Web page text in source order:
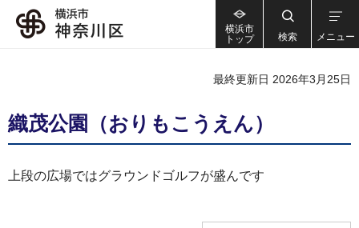
横浜市
トップ
検索 メニュー
最終更新日 2026年3月25日
織茂公園（おりもこうえん）
上段の広場ではグラウンドゴルフが盛んです